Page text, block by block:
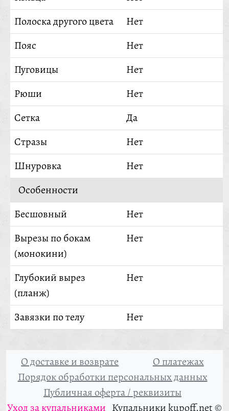
Полоска другого цвета
Нет
Пояс
Нет
Пуговицы
Нет
Рюши
Нет
Сетка
Да
Стразы
Нет
Шнуровка
Нет
Особенности
Бесшовный
Нет
Вырезы по бокам
(монокини)
Нет
Глубокий вырез
(планж)
Нет
Завязки по телу Нет
О доставке и возврате
О платежах
Порядок обработки персональных данных
Публичная оферта / реквизиты
Уход за купальниками Купальники kupoff.net ©